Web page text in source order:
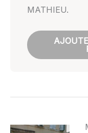
MATHIEU.